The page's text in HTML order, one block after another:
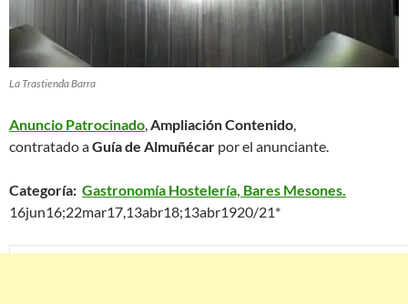
La Trastienda Barra
Anuncio Patrocinado,Ampliación Contenido,
contratado aGuía de Almuñécar por el anunciante.
Categoría: Gastronomía Hostelería, Bares Mesones.
16jun16;22mar17,13abr18;13abr1920/21*